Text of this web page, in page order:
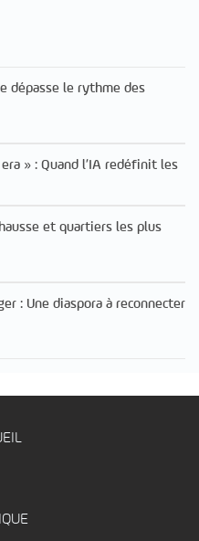
dépasse le rythme des
» : Quand l’IA redéfinit les
et quartiers les plus
: Une diaspora à reconnecter